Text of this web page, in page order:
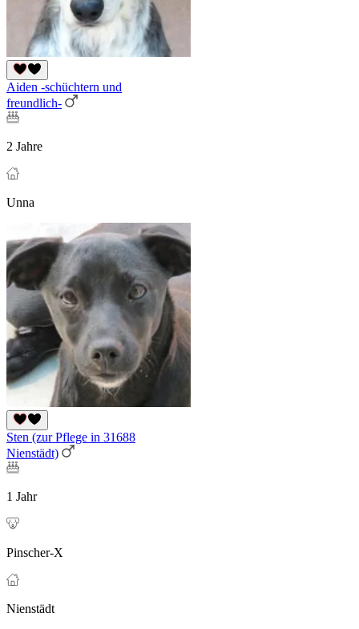
Aiden -schüchtern und
freundlich-
2 Jahre
Unna
Sten (zur Pflege in 31688
Nienstädt)
1 Jahr
Pinscher-X
Nienstädt